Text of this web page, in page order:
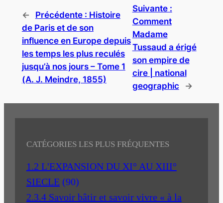
← Précédente : Histoire
de Paris et de son
influence en Europe depuis
les temps les plus reculés
jusqu’à nos jours – Tome 1
(A. J. Meindre, 1855)
Suivante :
Comment
Madame
Tussaud a érigé
son empire de
cire | national
geographic
→
CATÉGORIES LES PLUS FRÉQUENTES
1.2 L'EXPANSION DU XI° AU XIII°
SIECLE (90)
2.3.4 Savoir bâtir et savoir vivre « à la